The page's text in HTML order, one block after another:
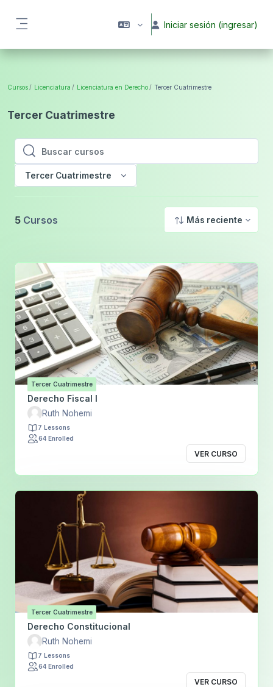
Iniciar sesión (ingresar)
Cursos Licenciatura Licenciatura en Derecho Tercer Cuatrimestre
Tercer Cuatrimestre
Buscar cursos
Buscar cursos
Tercer Cuatrimestre
5 Cursos Más reciente
Tercer Cuatrimestre
Derecho Fiscal I
Ruth Nohemi
7 Lessons
64 Enrolled
VER CURSO
Tercer Cuatrimestre
Derecho Constitucional
Ruth Nohemi
7 Lessons
64 Enrolled
VER CURSO